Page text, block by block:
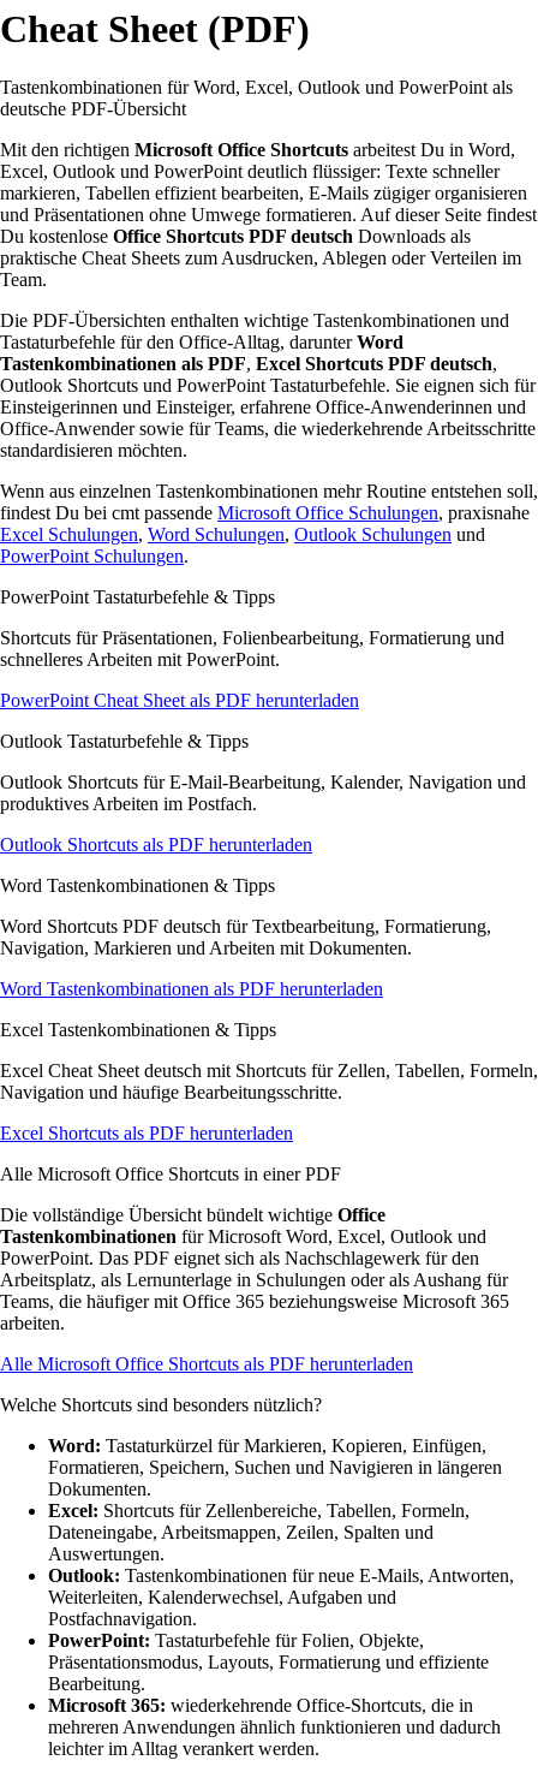
Cheat Sheet (PDF)
Tastenkombinationen für Word, Excel, Outlook und PowerPoint als
deutsche PDF-Übersicht
Mit den richtigen Microsoft Office Shortcuts arbeitest Du in Word,
Excel, Outlook und PowerPoint deutlich flüssiger: Texte schneller
markieren, Tabellen effizient bearbeiten, E-Mails zügiger organisieren
und Präsentationen ohne Umwege formatieren. Auf dieser Seite findest
Du kostenlose Office Shortcuts PDF deutsch Downloads als
praktische Cheat Sheets zum Ausdrucken, Ablegen oder Verteilen im
Team.
Die PDF-Übersichten enthalten wichtige Tastenkombinationen und
Tastaturbefehle für den Office-Alltag, darunterWord
Tastenkombinationen als PDF, Excel Shortcuts PDF deutsch,
Outlook Shortcuts und PowerPoint Tastaturbefehle. Sie eignen sich für
Einsteigerinnen und Einsteiger, erfahrene Office-Anwenderinnen und
Office-Anwender sowie für Teams, die wiederkehrende Arbeitsschritte
standardisieren möchten.
Wenn aus einzelnen Tastenkombinationen mehr Routine entstehen soll,
findest Du bei cmt passende Microsoft Office Schulungen, praxisnahe
Excel Schulungen, Word Schulungen, Outlook Schulungen und
PowerPoint Schulungen.
PowerPoint Tastaturbefehle & Tipps
Shortcuts für Präsentationen, Folienbearbeitung, Formatierung und
schnelleres Arbeiten mit PowerPoint.
PowerPoint Cheat Sheet als PDF herunterladen
Outlook Tastaturbefehle & Tipps
Outlook Shortcuts für E-Mail-Bearbeitung, Kalender, Navigation und
produktives Arbeiten im Postfach.
Outlook Shortcuts als PDF herunterladen
Word Tastenkombinationen & Tipps
Word Shortcuts PDF deutsch für Textbearbeitung, Formatierung,
Navigation, Markieren und Arbeiten mit Dokumenten.
Word Tastenkombinationen als PDF herunterladen
Excel Tastenkombinationen & Tipps
Excel Cheat Sheet deutsch mit Shortcuts für Zellen, Tabellen, Formeln,
Navigation und häufige Bearbeitungsschritte.
Excel Shortcuts als PDF herunterladen
Alle Microsoft Office Shortcuts in einer PDF
Die vollständige Übersicht bündelt wichtige Office
Tastenkombinationen für Microsoft Word, Excel, Outlook und
PowerPoint. Das PDF eignet sich als Nachschlagewerk für den
Arbeitsplatz, als Lernunterlage in Schulungen oder als Aushang für
Teams, die häufiger mit Office 365 beziehungsweise Microsoft 365
arbeiten.
Alle Microsoft Office Shortcuts als PDF herunterladen
Welche Shortcuts sind besonders nützlich?
Word: Tastaturkürzel für Markieren, Kopieren, Einfügen,
Formatieren, Speichern, Suchen und Navigieren in längeren
Dokumenten.
Excel: Shortcuts für Zellenbereiche, Tabellen, Formeln,
Dateneingabe, Arbeitsmappen, Zeilen, Spalten und
Auswertungen.
Outlook: Tastenkombinationen für neue E-Mails, Antworten,
Weiterleiten, Kalenderwechsel, Aufgaben und
Postfachnavigation.
PowerPoint: Tastaturbefehle für Folien, Objekte,
Präsentationsmodus, Layouts, Formatierung und effiziente
Bearbeitung.
Microsoft 365: wiederkehrende Office-Shortcuts, die in
mehreren Anwendungen ähnlich funktionieren und dadurch
leichter im Alltag verankert werden.